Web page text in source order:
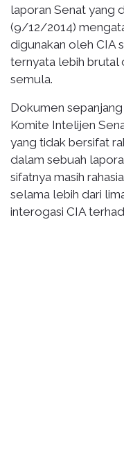
laporan Senat yang
(9/12/2014)
digunakan oleh CIA
ternyata lebih brutal
semula.
Dokumen
Komite Intelijen
yang tidak bersifat
dalam sebuah
sifatnya masih
selama lebih dari
interogasi CIA